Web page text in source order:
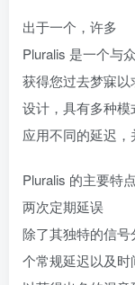
出于一个，许多
Pluralis 是一个与
获得您过去梦寐
设计，具有多种
应用不同的延迟，
Pluralis 的主要特点
两次定期延误
除了其独特的信
个常规延迟以及